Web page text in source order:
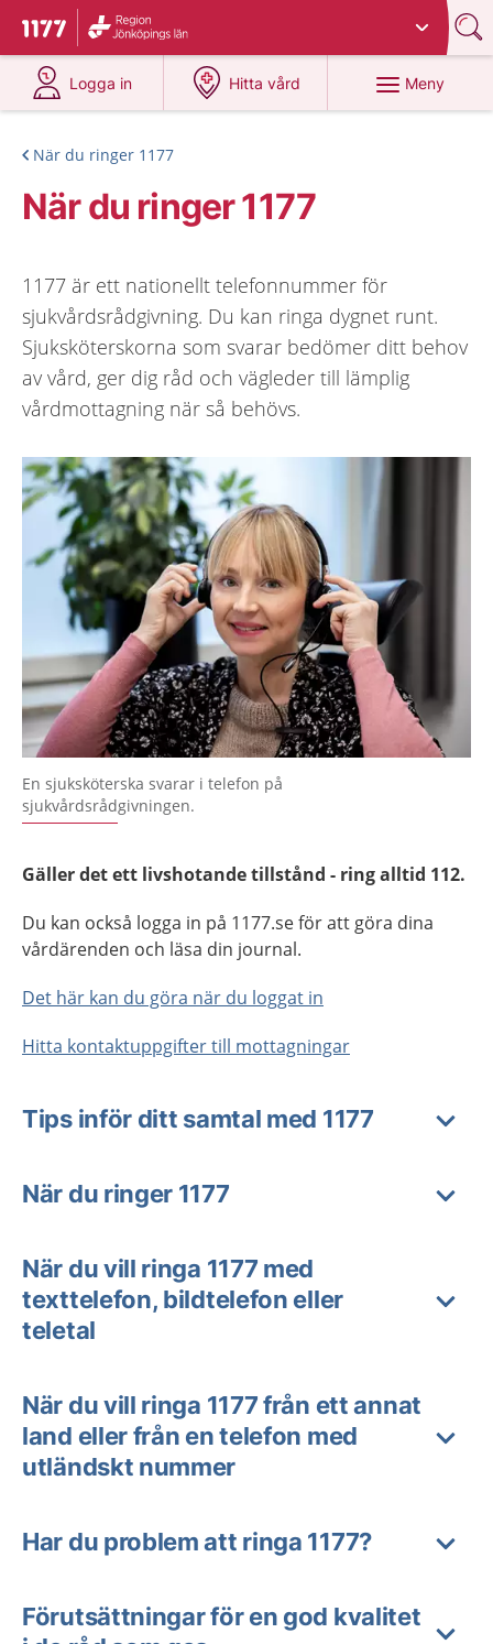
Till startsidan för 1177
Du har valt region
Logga in
på 1177.se
Hitta vård
på 1177.se
Meny
När du ringer 1177
När du ringer 1177
1177 är ett nationellt telefonnummer för
sjukvårdsrådgivning. Du kan ringa dygnet runt.
Sjuksköterskorna som svarar bedömer ditt behov
av vård, ger dig råd och vägleder till lämplig
vårdmottagning när så behövs.
En sjuksköterska svarar i telefon på
sjukvårdsrådgivningen.
Gäller det ett livshotande tillstånd - ring alltid 112.
Du kan också logga in på 1177.se för att göra dina
vårdärenden och läsa din journal.
Det här kan du göra när du loggat in
Hitta kontaktuppgifter till mottagningar
Tips inför ditt samtal med 1177
När du ringer 1177
När du vill ringa 1177 med
texttelefon, bildtelefon eller
teletal
När du vill ringa 1177 från ett annat
land eller från en telefon med
utländskt nummer
Har du problem att ringa 1177?
Förutsättningar för en god kvalitet